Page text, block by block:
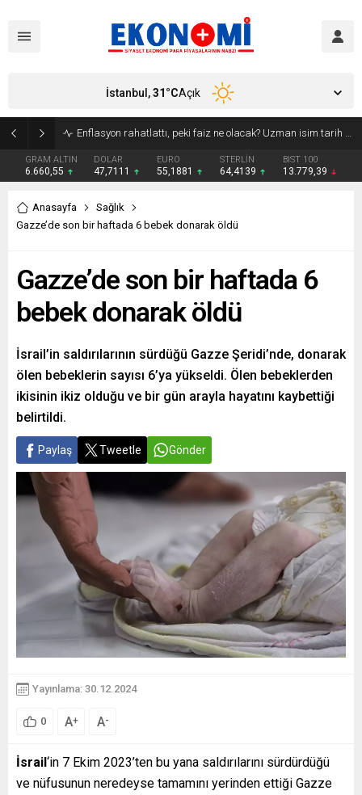
Bakan Kurum: Atık artış hızı yarı yarıya inmeli
GRAM ALTIN
6.660,55
DOLAR
47,7111
EURO
55,1881
STERLİN
64,4139
BIST 100
13.779,39
İstanbul,31°CAçık
Anasayfa
Sağlık
Gazze’de son bir haftada 6 bebek donarak öldü
Gazze’de son bir haftada 6
bebek donarak öldü
İsrail’in saldırılarının sürdüğü Gazze Şeridi’nde, donarak
ölen bebeklerin sayısı 6’ya yükseldi. Ölen bebeklerden
ikisinin ikiz olduğu ve bir gün arayla hayatını kaybettiği
belirtildi.
Paylaş Tweetle Gönder
Yayınlama: 30.12.2024
0 A+ A-
İsrail‘in 7 Ekim 2023’ten bu yana saldırılarını sürdürdüğü
ve nüfusunun neredeyse tamamını yerinden ettiği Gazze